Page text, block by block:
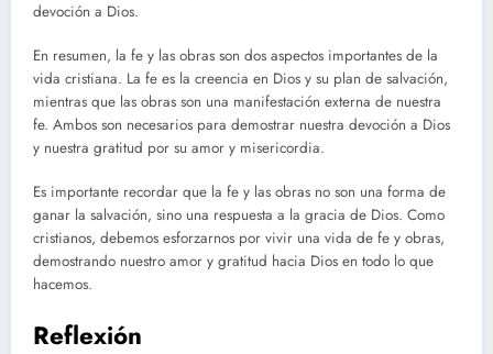
devoción a Dios.
En resumen, la fe y las obras son dos aspectos importantes de la
vida cristiana. La fe es la creencia en Dios y su plan de salvación,
mientras que las obras son una manifestación externa de nuestra
fe. Ambos son necesarios para demostrar nuestra devoción a Dios
y nuestra gratitud por su amor y misericordia.
Es importante recordar que la fe y las obras no son una forma de
ganar la salvación, sino una respuesta a la gracia de Dios. Como
cristianos, debemos esforzarnos por vivir una vida de fe y obras,
demostrando nuestro amor y gratitud hacia Dios en todo lo que
hacemos.
Reflexión